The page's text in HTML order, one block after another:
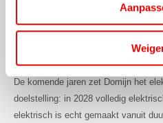
Vooruitkijken naar 2028
De komende jaren zet Domijn het
doelstelling: in 2028 volledig
elektrisch is echt gemaakt vanuit